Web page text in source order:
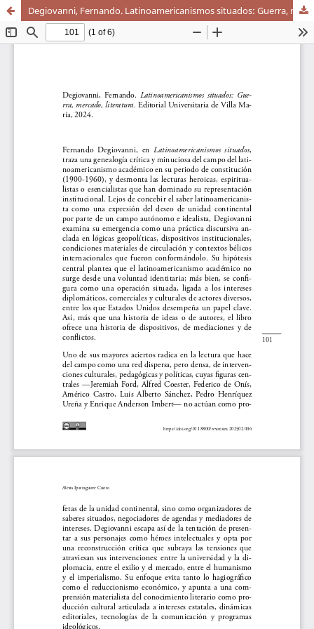
Degiovanni, Fernando. Latinoamericanismos situados: Guerra, mercado, literatura. Editorial Universitaria de Villa María, 2024.